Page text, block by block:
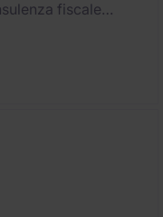
fiscale